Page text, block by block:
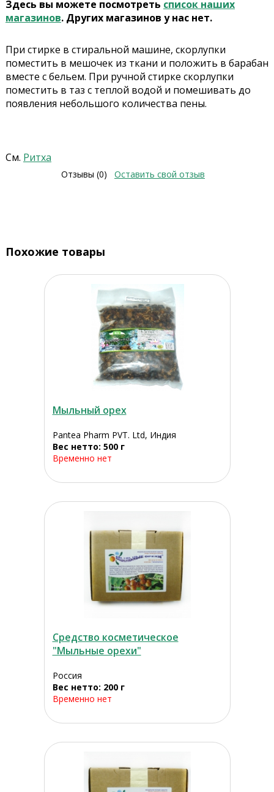
Здесь вы можете посмотреть список наших
магазинов. Других магазинов у нас нет.
При стирке в стиральной машине, скорлупки
поместить в мешочек из ткани и положить в барабан
вместе с бельем. При ручной стирке скорлупки
поместить в таз с теплой водой и помешивать до
появления небольшого количества пены.
См. Ритха
Отзывы (0) Оставить свой отзыв
Похожие товары
Мыльный орех
Pantea Pharm PVT. Ltd, Индия
Вес нетто: 500 г
Временно нет
Средство косметическое
"Мыльные орехи"
Россия
Вес нетто: 200 г
Временно нет